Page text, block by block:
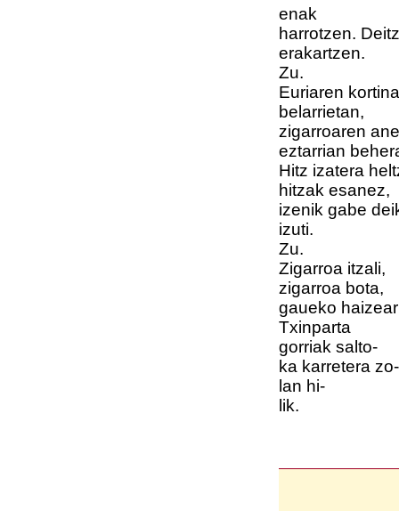
enak
harrotzen.
erakartzen.
Zu.
Euriaren
belarrietan,
zigarroaren
eztarrian
Hitz izatera
hitzak esanez,
izenik gabe
izuti.
Zu.
Zigarroa itzali,
zigarroa bota,
gaueko
Txinparta
gorriak salto-
ka karretera zo-
lan hi-
lik.